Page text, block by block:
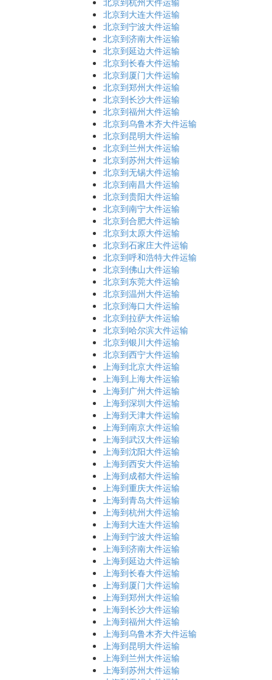
北京到大连大件运输
北京到宁波大件运输
北京到济南大件运输
北京到延边大件运输
北京到长春大件运输
北京到厦门大件运输
北京到郑州大件运输
北京到长沙大件运输
北京到福州大件运输
北京到乌鲁木齐大件运输
北京到昆明大件运输
北京到兰州大件运输
北京到苏州大件运输
北京到无锡大件运输
北京到南昌大件运输
北京到贵阳大件运输
北京到南宁大件运输
北京到合肥大件运输
北京到太原大件运输
北京到石家庄大件运输
北京到呼和浩特大件运输
北京到佛山大件运输
北京到东莞大件运输
北京到温州大件运输
北京到海口大件运输
北京到拉萨大件运输
北京到哈尔滨大件运输
北京到银川大件运输
北京到西宁大件运输
上海到北京大件运输
上海到上海大件运输
上海到广州大件运输
上海到深圳大件运输
上海到天津大件运输
上海到南京大件运输
上海到武汉大件运输
上海到沈阳大件运输
上海到西安大件运输
上海到成都大件运输
上海到重庆大件运输
上海到青岛大件运输
上海到杭州大件运输
上海到大连大件运输
上海到宁波大件运输
上海到济南大件运输
上海到延边大件运输
上海到长春大件运输
上海到厦门大件运输
上海到郑州大件运输
上海到长沙大件运输
上海到福州大件运输
上海到乌鲁木齐大件运输
上海到昆明大件运输
上海到兰州大件运输
上海到苏州大件运输